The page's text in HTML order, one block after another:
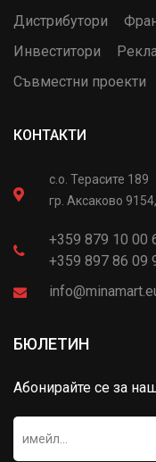
Дистрибутори
Инвеститори
Съвместни проекти
КОНТАКТИ
с.о. Терасите 189
гр. Аксаково
+359 879 10 00
+359 897 86 09
БЮЛЕТИН
Абонирайте се за